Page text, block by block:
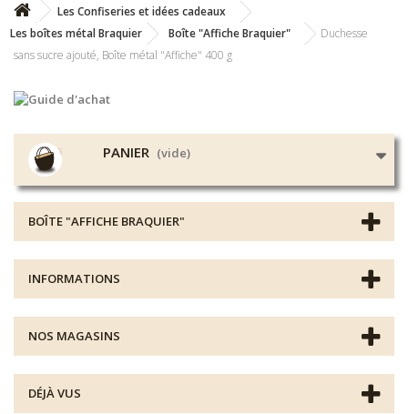
Les Confiseries et idées cadeaux
Les boîtes métal Braquier
Boîte "Affiche Braquier"
Duchesse
sans sucre ajouté, Boîte métal "Affiche" 400 g
PANIER (vide)
BOÎTE "AFFICHE BRAQUIER"
INFORMATIONS
NOS MAGASINS
DÉJÀ VUS